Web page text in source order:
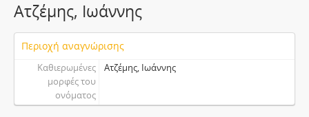
Ατζέμης, Ιωάννης
Περιοχή αναγνώρισης
Καθιερωμένες
μορφές του
ονόματος
Ατζέμης, Ιωάννης